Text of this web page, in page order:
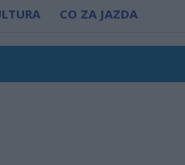
CO ZA JAZDA